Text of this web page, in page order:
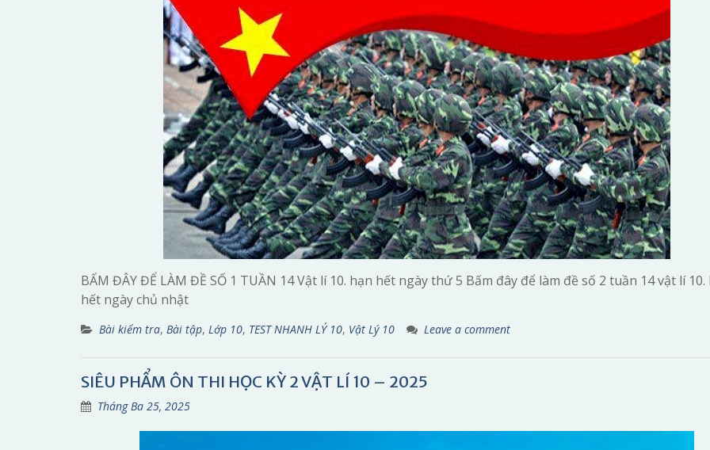
BẤM ĐÂY ĐỂ LÀM ĐỀ SỐ 1 TUẦN 14 Vật lí 10. hạn hết ngày thứ 5 Bấm đây để làm đề số 2 tuần 14 vật lí 10.
hết ngày chủ nhật
Bài kiểm tra, Bài tập, Lớp 10, TEST NHANH LÝ 10, Vật Lý 10 Leave a comment
SIÊU PHẨM ÔN THI HỌC KỲ 2 VẬT LÍ 10 – 2025
Tháng Ba 25, 2025